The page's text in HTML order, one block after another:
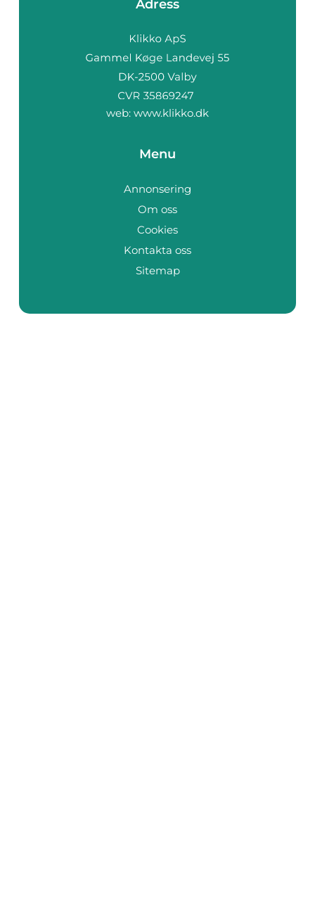
Adress
web: www.klikko.dk
Menu
Annonsering
Om oss
Cookies
Kontakta oss
Sitemap